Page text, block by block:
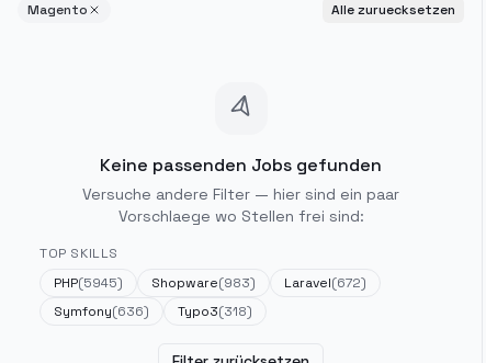
Magento Alle zuruecksetzen
Keine passenden Jobs gefunden
Versuche andere Filter — hier sind ein paar
Vorschlaege wo Stellen frei sind:
TOP SKILLS
PHP(5945) Shopware(983) Laravel(672)
Symfony(636) Typo3(318)